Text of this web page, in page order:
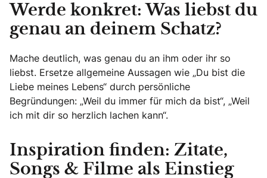
Werde konkret: Was liebst du
genau an deinem Schatz?
Mache deutlich, was genau du an ihm oder ihr so
liebst. Ersetze allgemeine Aussagen wie „Du bist die
Liebe meines Lebens“ durch persönliche
Begründungen: „Weil du immer für mich da bist“, „Weil
ich mit dir so herzlich lachen kann“.
Inspiration finden: Zitate,
Songs & Filme als Einstieg